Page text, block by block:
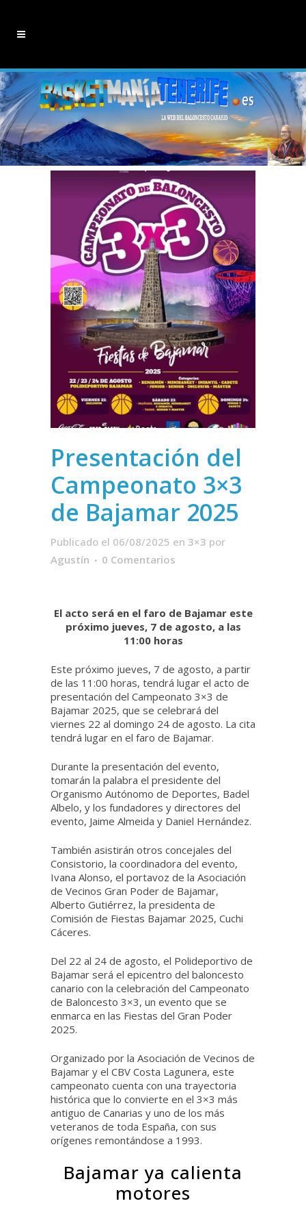
Presentación del
Campeonato 3×3
de Bajamar 2025
Publicado el 06/08/2025 en 3×3 por
Agustín
0 Comentarios
El acto será en el faro de Bajamar este
próximo jueves, 7 de agosto, a las
11:00 horas
Este próximo jueves, 7 de agosto, a partir
de las 11:00 horas, tendrá lugar el acto de
presentación del Campeonato 3×3 de
Bajamar 2025, que se celebrará del
viernes 22 al domingo 24 de agosto. La cita
tendrá lugar en el faro de Bajamar.
Durante la presentación del evento,
tomarán la palabra el presidente del
Organismo Autónomo de Deportes, Badel
Albelo, y los fundadores y directores del
evento, Jaime Almeida y Daniel Hernández.
También asistirán otros concejales del
Consistorio, la coordinadora del evento,
Ivana Alonso, el portavoz de la Asociación
de Vecinos Gran Poder de Bajamar,
Alberto Gutiérrez, la presidenta de
Comisión de Fiestas Bajamar 2025, Cuchi
Cáceres.
Del 22 al 24 de agosto, el Polideportivo de
Bajamar será el epicentro del baloncesto
canario con la celebración del Campeonato
de Baloncesto 3×3, un evento que se
enmarca en las Fiestas del Gran Poder
2025.
Organizado por la Asociación de Vecinos de
Bajamar y el CBV Costa Lagunera, este
campeonato cuenta con una trayectoria
histórica que lo convierte en el 3×3 más
antiguo de Canarias y uno de los más
veteranos de toda España, con sus
orígenes remontándose a 1993.
Bajamar ya calienta
motores